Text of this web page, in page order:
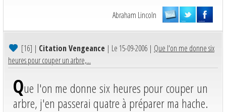
Abraham Lincoln
[16] | Citation Vengeance | Le 15-09-2006 | Que l'on me donne six
heures pour couper un arbre,...
Que l'on me donne six heures pour couper un
arbre, j'en passerai quatre à préparer ma hache.